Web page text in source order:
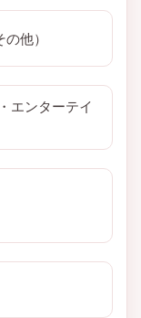
他）
エンターテイ